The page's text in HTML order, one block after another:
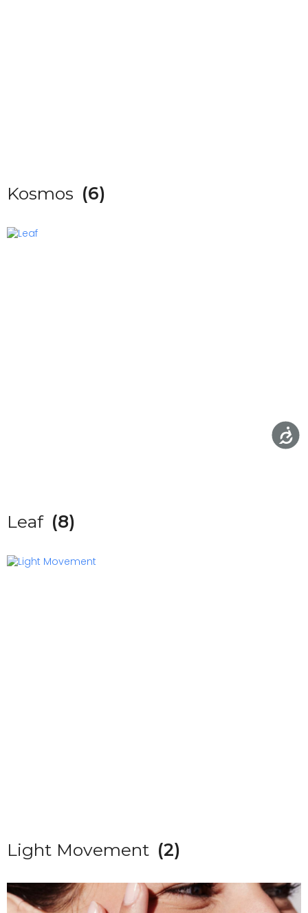
Kosmos (6)
Leaf (8)
Light Movement (2)